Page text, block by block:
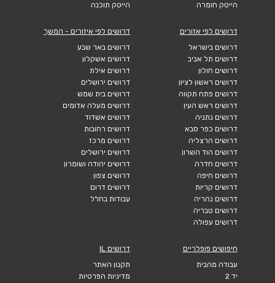
הייטק חומרה
הייטק תוכנה
דרושים לפי אזורים
דרושים בישראל
דרושים תל אביב
דרושים חולון
דרושים ראשון לציון
דרושים פתח תקווה
דרושים ראש העין
דרושים נתניה
דרושים כפר סבא
דרושים הרצליה
דרושים הוד השרון
דרושים חדרה
דרושים חיפה
דרושים קריות
דרושים נהריה
דרושים טבריה
דרושים עפולה
דרושים לפי איזורים - המשך
דרושים באר שבע
דרושים אשקלון
דרושים אילת
דרושים ירושלים
דרושים בית שמש
דרושים מעלה אדומים
דרושים אשדוד
דרושים רחובות
דרושים מרכז
דרושים ירושלים
דרושים יהודה ושומרון
דרושים צפון
דרושים דרום
עבודות בחו"ל
חיפושים פופלריים
עבודה מהבית
יד 2
דרושים IL
תקנון האתר
מדיניות הפרטיות